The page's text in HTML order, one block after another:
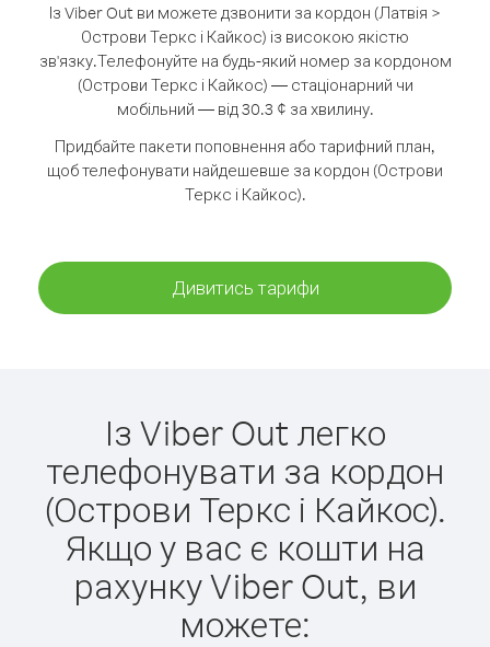
Із Viber Out ви можете дзвонити за кордон (Латвія >
Острови Теркс і Кайкос) із високою якістю
зв'язку.Телефонуйте на будь-який номер за кордоном
(Острови Теркс і Кайкос) — стаціонарний чи
мобільний — від 30.3 ¢ за хвилину.
Придбайте пакети поповнення або тарифний план,
щоб телефонувати найдешевше за кордон (Острови
Теркс і Кайкос).
Дивитись тарифи
Із Viber Out легко
телефонувати за кордон
(Острови Теркс і Кайкос).
Якщо у вас є кошти на
рахунку Viber Out, ви
можете: